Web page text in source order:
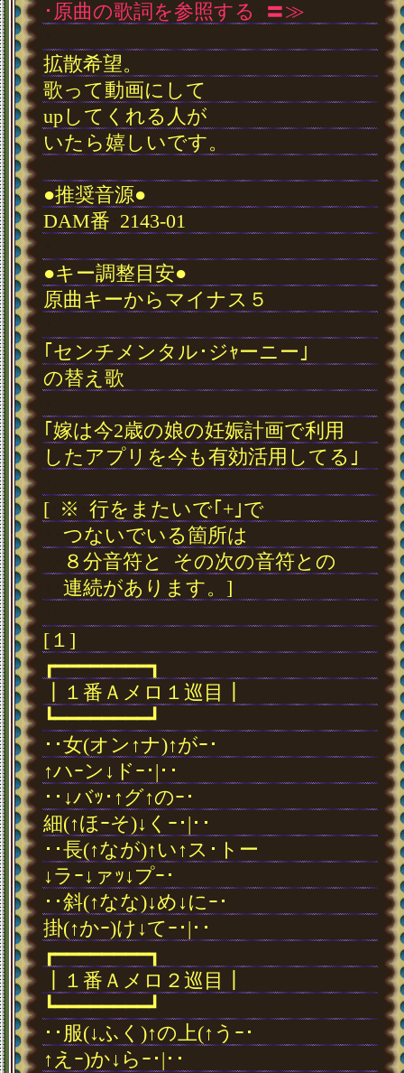
･原曲の歌詞を参照する
〓≫
拡散希望。
歌って動画にして
upしてくれる人が
いたら嬉しいです。
●推奨音源●
DAM番 2143-01
●キー調整目安●
原曲キーからマイナス５
｢センチメンタル･ジｬーニー｣
の替え歌
｢嫁は今2歳の娘の妊娠計画で利用
したアプリを今も有効活用してる｣
[ ※ 行をまたいで｢+｣で
つないでいる箇所は
８分音符と
その次の音符との
連続があります。]
[１]
┏━━━━━━━━┓
┃１番Ａメロ１巡目┃
┗━━━━━━━━┛
･･女(オン↑ナ)↑がｰ･
↑ハｰン↓ドｰ･|･･
･･↓バｯ･↑グ↑のｰ･
細(↑ほｰそ)↓くｰ･|･･
･･長(↑なが)↑い↑ス･トー
↓ラｰ↓ァｯ↓プｰ･
･･斜(↑なな)↓め↓にｰ･
掛(↑かｰ)け↓てｰ･|･･
┏━━━━━━━━┓
┃１番Ａメロ２巡目┃
┗━━━━━━━━┛
･･服(↓ふく)↑の上(↑うｰ･
↑えｰ)か↓らｰ･|･･